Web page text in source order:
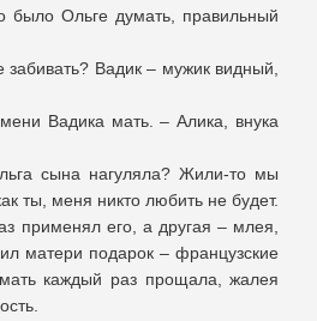
Ольге думать, правильный
Вадик – мужик видный,
Вадика мать. – Алика, внука
сына нагуляла? Жили-то мы
ты, меня никто любить не будет.
применял его, а другая – млея,
матери подарок – французские
каждый раз прощала, жалея